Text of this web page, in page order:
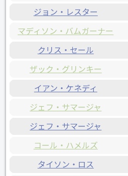
ジョン・レスター
マディソン・バムガーナー
クリス・セール
ザック・グリンキー
イアン・ケネディ
ジェフ・サマージャ
ジェフ・サマージャ
コール・ハメルズ
タイソン・ロス